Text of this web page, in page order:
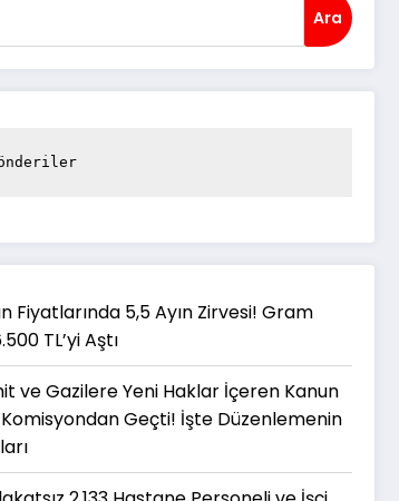
Ara
Fiyatlarında 5,5 Ayın Zirvesi! Gram
TL’yi Aştı
ve Gazilere Yeni Haklar İçeren Kanun
Geçti! İşte Düzenlemenin